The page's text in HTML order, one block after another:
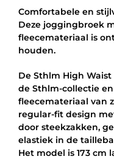
STHLM
HIGH
WAIST
ZWART
aantal
Comfortabele en
Deze joggingbroek
fleecemateriaal is
houden.
De Sthlm High
de Sthlm-collectie
fleecemateriaal van
regular-fit design
door steekzakken,
elastiek in de
Het model is 173 cm